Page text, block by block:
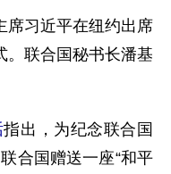
习近平在纽约出席
。联合国秘书长潘基
指出，为纪念联合国
合国赠送一座“和平